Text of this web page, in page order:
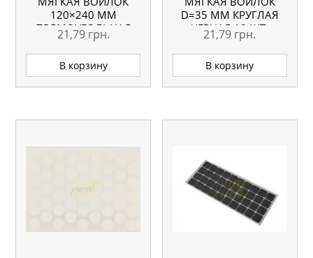
120×240 ММ
ПРЯМОУГОЛЬНАЯ
21,79 грн.
В корзину
D=35 ММ КРУГЛАЯ
ЧЕРНАЯ 18 ШТ.
21,79 грн.
В корзину